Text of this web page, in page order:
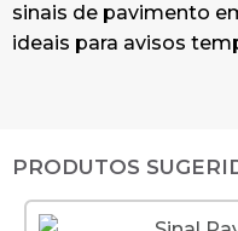
sinais de pavimento
ideais para avisos
PRODUTOS